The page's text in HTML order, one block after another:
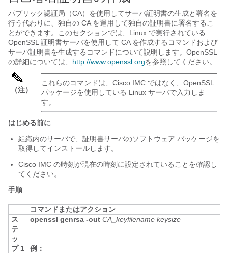
パブリック認証局（CA）を使用してサーバ証明書の生成と署名を
行う代わりに、独自の CA を運用して独自の証明書に署名するこ
とができます。このセクションでは、Linux で実行されている
OpenSSL 証明書サーバを使用して CA を作成するコマンドおよび
サーバ証明書を生成するコマンドについて説明します。OpenSSL
の詳細については、 http:/​/​www.openssl.orgを参照してください。
（注）
これらのコマンドは、 Cisco IMC ではなく、OpenSSL
パッケージを使用している Linux サーバで入力しま
す。
はじめる前に
組織内のサーバで、証明書サーバのソフトウェア パッケージを
取得してインストールします。
Cisco IMC の時刻が現在の時刻に設定されていることを確認し
てください。
手順
コマンドまたはアクション
ス
テ
ッ
プ 1
openssl genrsa -out CA_keyfilename keysize
例：